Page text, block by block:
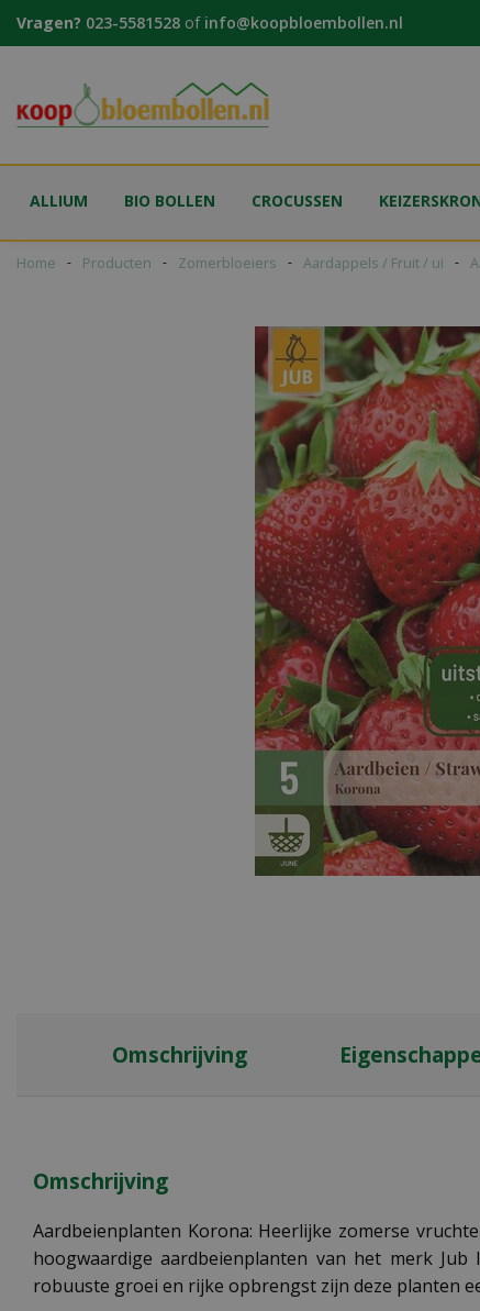
naar
Home Producten Zomerbloeiers Aardappels / Fruit / ui
Vragen? 023-5581528 of info@koopbloembollen.nl
ALLIUM BIO BOLLEN CROCUSSEN
Omschrijving
Omschrijving
Aardbeienplanten Korona: Heerlijke zomerse
hoogwaardige aardbeienplanten van het merk
robuuste groei en rijke opbrengst zijn deze planten